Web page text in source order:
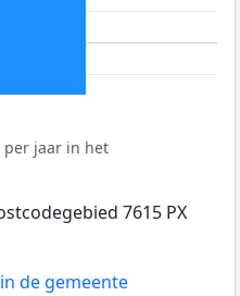
jaar in het
7615 PX
de gemeente